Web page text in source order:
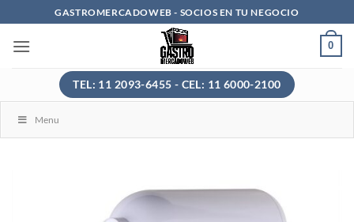
al
contenido
GASTROMERCADOWEB - SOCIOS EN TU NEGOCIO
0
TEL: 11 2093-6455 - CEL: 11 6000-2100
Menu